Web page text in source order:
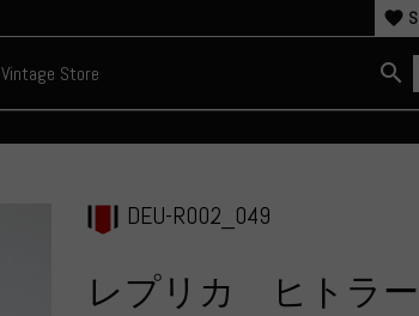
favorite
Vintage Store search
DEU-R002_049
レプリカ ヒトラ